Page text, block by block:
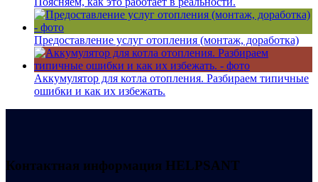
Предоставление услуг отопления (монтаж, доработка)
Аккумулятор для котла отопления. Разбираем типичные
ошибки и как их избежать.
Контактная информация HELPSANT